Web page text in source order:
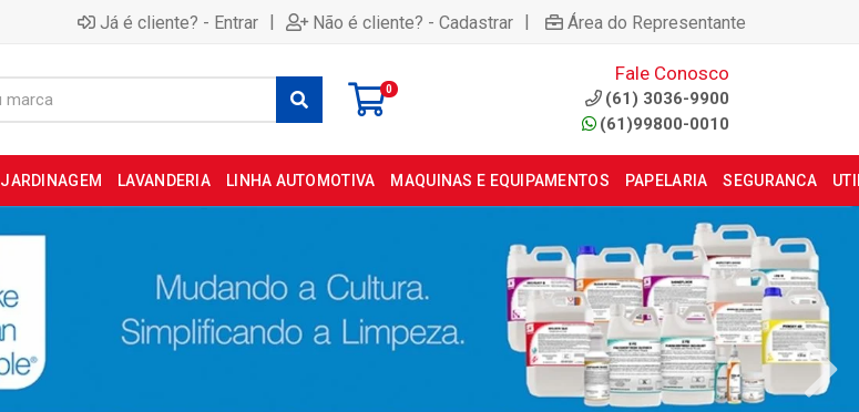
Já é cliente? - Entrar | Não é cliente? - Cadastrar | Área do Representante
0
Fale Conosco
(61) 3036-9900
(61)99800-0010
JARDINAGEM LAVANDERIA LINHA AUTOMOTIVA MAQUINAS E EQUIPAMENTOS PAPELARIA SEGURANCA